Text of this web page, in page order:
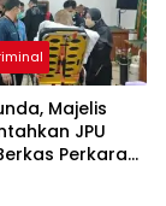
Majelis
JPU
Perkara